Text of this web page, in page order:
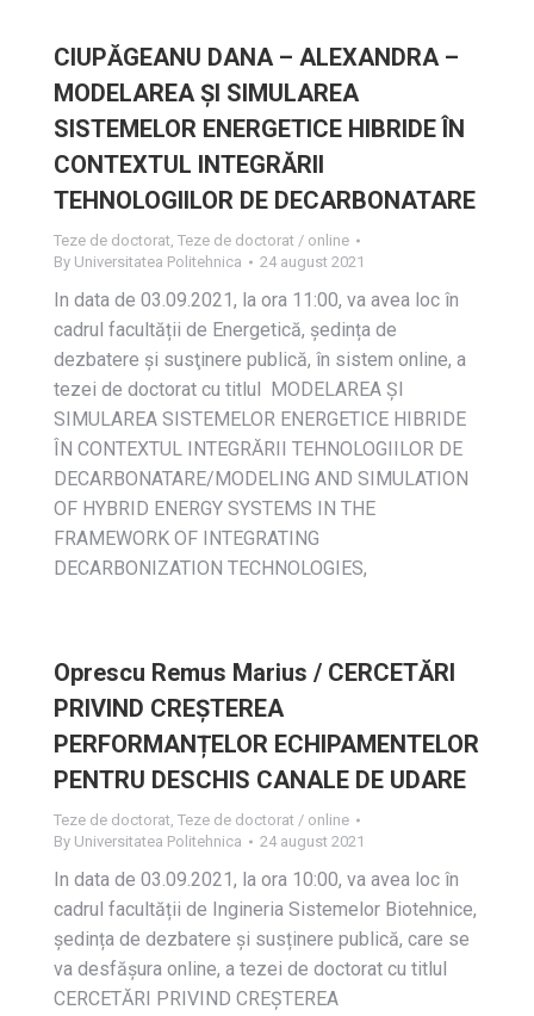
CIUPĂGEANU DANA – ALEXANDRA –
MODELAREA ȘI SIMULAREA
SISTEMELOR ENERGETICE HIBRIDE ÎN
CONTEXTUL INTEGRĂRII
TEHNOLOGIILOR DE DECARBONATARE
Teze de doctorat, Teze de doctorat / online
By Universitatea Politehnica 24 august 2021
In data de 03.09.2021, la ora 11:00, va avea loc în
cadrul facultății de Energetică, ședința de
dezbatere și susţinere publică, în sistem online, a
tezei de doctorat cu titlul MODELAREA ȘI
SIMULAREA SISTEMELOR ENERGETICE HIBRIDE
ÎN CONTEXTUL INTEGRĂRII TEHNOLOGIILOR DE
DECARBONATARE/MODELING AND SIMULATION
OF HYBRID ENERGY SYSTEMS IN THE
FRAMEWORK OF INTEGRATING
DECARBONIZATION TECHNOLOGIES,
Oprescu Remus Marius / CERCETĂRI
PRIVIND CREȘTEREA
PERFORMANȚELOR ECHIPAMENTELOR
PENTRU DESCHIS CANALE DE UDARE
Teze de doctorat, Teze de doctorat / online
By Universitatea Politehnica 24 august 2021
In data de 03.09.2021, la ora 10:00, va avea loc în
cadrul facultății de Ingineria Sistemelor Biotehnice,
ședința de dezbatere și susținere publică, care se
va desfășura online, a tezei de doctorat cu titlul
CERCETĂRI PRIVIND CREȘTEREA